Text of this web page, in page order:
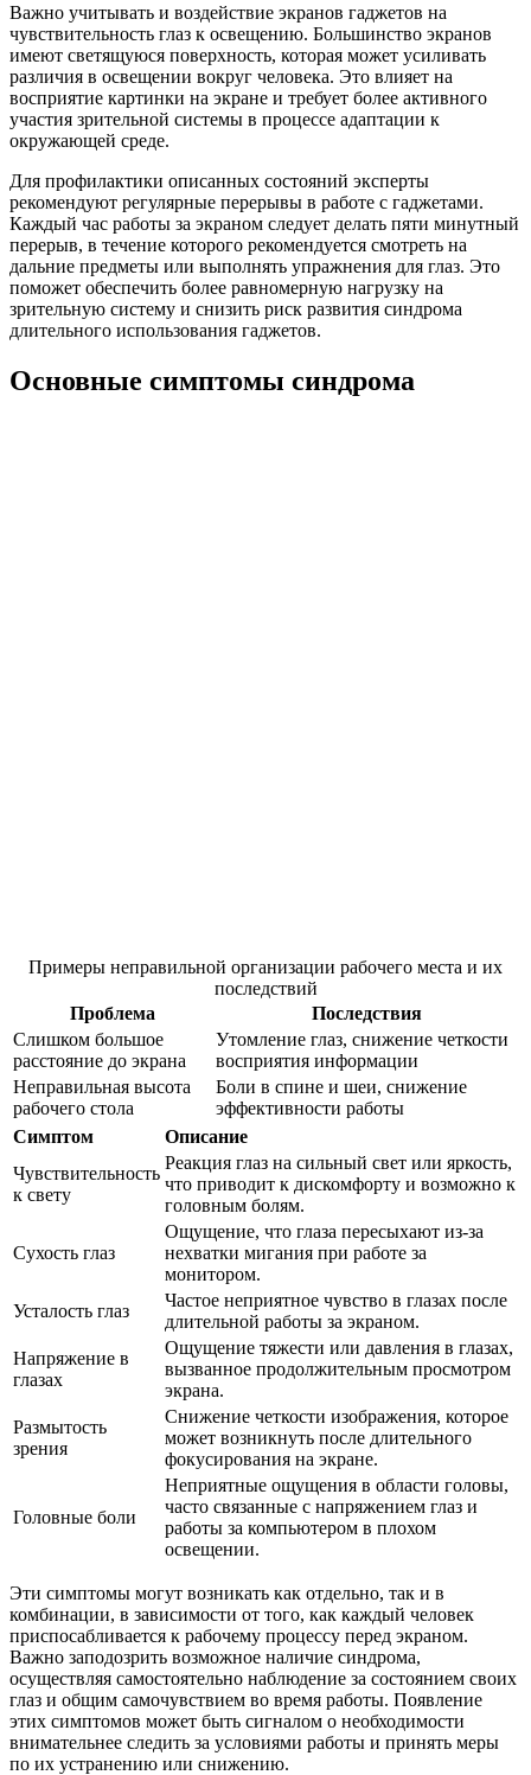
Важно учитывать и воздействие экранов гаджетов на
чувствительность глаз к освещению. Большинство экранов
имеют светящуюся поверхность, которая может усиливать
различия в освещении вокруг человека. Это влияет на
восприятие картинки на экране и требует более активного
участия зрительной системы в процессе адаптации к
окружающей среде.
Для профилактики описанных состояний эксперты
рекомендуют регулярные перерывы в работе с гаджетами.
Каждый час работы за экраном следует делать пяти минутный
перерыв, в течение которого рекомендуется смотреть на
дальние предметы или выполнять упражнения для глаз. Это
поможет обеспечить более равномерную нагрузку на
зрительную систему и снизить риск развития синдрома
длительного использования гаджетов.
Основные симптомы синдрома
Примеры неправильной организации рабочего места и их
последствий
Проблема
Последствия
Слишком большое
расстояние до экрана
Утомление глаз, снижение четкости
восприятия информации
Неправильная высота
рабочего стола
Боли в спине и шеи, снижение
эффективности работы
Симптом
Описание
Чувствительность
к свету
Реакция глаз на сильный свет или яркость,
что приводит к дискомфорту и возможно к
головным болям.
Сухость глаз
Ощущение, что глаза пересыхают из-за
нехватки мигания при работе за
монитором.
Усталость глаз
Частое неприятное чувство в глазах после
длительной работы за экраном.
Напряжение в
глазах
Ощущение тяжести или давления в глазах,
вызванное продолжительным просмотром
экрана.
Размытость
зрения
Снижение четкости изображения, которое
может возникнуть после длительного
фокусирования на экране.
Головные боли
Неприятные ощущения в области головы,
часто связанные с напряжением глаз и
работы за компьютером в плохом
освещении.
Эти симптомы могут возникать как отдельно, так и в
комбинации, в зависимости от того, как каждый человек
приспосабливается к рабочему процессу перед экраном.
Важно заподозрить возможное наличие синдрома,
осуществляя самостоятельно наблюдение за состоянием своих
глаз и общим самочувствием во время работы. Появление
этих симптомов может быть сигналом о необходимости
внимательнее следить за условиями работы и принять меры
по их устранению или снижению.